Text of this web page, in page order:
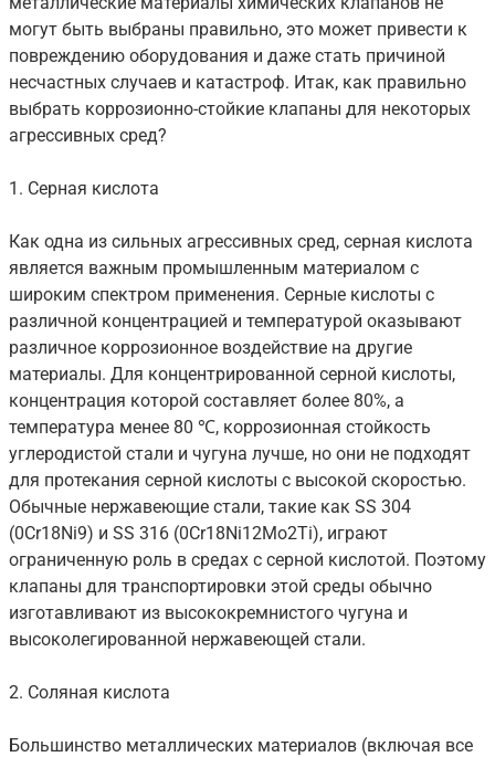
могут быть выбраны правильно, это может привести к
повреждению оборудования и даже стать причиной
несчастных случаев и катастроф. Итак, как правильно
выбрать коррозионно-стойкие клапаны для некоторых
агрессивных сред?
1. Серная кислота
Как одна из сильных агрессивных сред, серная кислота
является важным промышленным материалом с
широким спектром применения. Серные кислоты с
различной концентрацией и температурой оказывают
различное коррозионное воздействие на другие
материалы. Для концентрированной серной кислоты,
концентрация которой составляет более 80%, а
температура менее 80 ℃, коррозионная стойкость
углеродистой стали и чугуна лучше, но они не подходят
для протекания серной кислоты с высокой скоростью.
Обычные нержавеющие стали, такие как SS 304
(0Cr18Ni9) и SS 316 (0Cr18Ni12Mo2Ti), играют
ограниченную роль в средах с серной кислотой. Поэтому
клапаны для транспортировки этой среды обычно
изготавливают из высококремнистого чугуна и
высоколегированной нержавеющей стали.
2. Соляная кислота
Большинство металлических материалов (включая все